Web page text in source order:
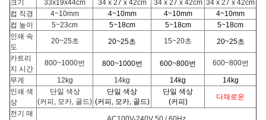
크기
33x19x44cm 34 x 27 x 42cm 34 x 27 x 42cm 34 x 27 x 42cm
컵 직경
4~10mm 4~10mm 4~10mm
4~10mm
컵 높이
5~23cm 5~18cm 5~18cm
5~18cm
인쇄 속
도
20~25초 20~25초 15~20초
20~25초
카트리
지 시간
800~1000번 800~1000번 600~800번 600~800번
무게 12kg 14kg 14kg
14kg
인쇄 색
상
단일 색상
(커피, 모카, 골드)
단일 색상
(커피, 모카, 골드)
단일 색상
(커피)
다채로운
전기 매